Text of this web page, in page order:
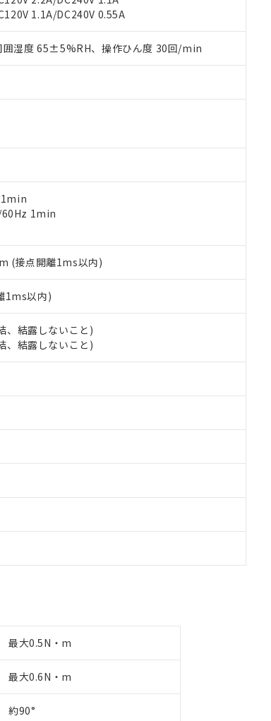
1.1A/DC240V 0.55A
湿度 65±5%RH、操作ひん度 30回/min
1min
60Hz 1min
(接点開離1ms以内)
1ms以内)
結露しないこと)
結露しないこと)
最大0.5N・m
最大0.6N・m
約90°
機器事業取扱商品の当社在庫状況および標準価格(税抜)
品の中には、本サービスの対象外となる商品もあること
照会結果は、記載している更新日時点での社内データに
点での実際の在庫および標準価格とは異なる場合がある
準価格はお客様のお取引先、またはお客様担当のオムロ
当社販売拠点は「
結果を当社の事前の承諾なく第三者に漏洩または開示し
スト作成サービス）をご利用いただくには、I-Webメン
上で当社にご登録された部品リストについて、当社およ
スに関するお客様との取引・商談に必要な範囲で利用す
"個人情報の共同利用に関して"
10物質）の非含有の対応状況を調査中または確認中の
部品としていたものが、含有品と判明した場合などやむ
以下、 カドミウム(Cd) 100ppm以下、
別名：DOP) 1000ppm以下、フタル酸ブチルベンジル（BBP）
イソブチル (DIBP) 1000ppm以下
御機器に対する適用除外項目は除く。
は閾値を超える意図的な使用がないことを確認しています。
より、予定月が前後することがあります。
ード
ードすることができます。
含有証明書
準）
ステル類４物質の対応では、対応完了までの期間は出
日を記載しておりました。
替を完了していることから、特段のことがない限り、
中国RoHSの基準値以下であることを示します。
中国RoHSの基準値を超えていることを示します。
部門へお問い合わせください。
：
、 Cd(カドミウム) : 100ppm、
ポリ臭化ビフェニル類) : 1000ppm、 PBDEs(ポリ臭化ジフェニルエーテ
)) : 1000ppm
すべてが基準値以下であることを示します。
部門へお問い合わせください。
のうち、外国為替および外国貿易法に定める商品（以下｢
の提供する場合は、日本国政府の輸出許可(または役務取
ます。
る場合は、完全に破砕するなど、違法に輸出されないよ
器、ミサイル、化学兵器、生物兵器またはその他武器並
者に販売する場合は、上記1、2および3の内容を当該第三
び販売に係わる関係者が違法に輸出するおそれがある場
合意する